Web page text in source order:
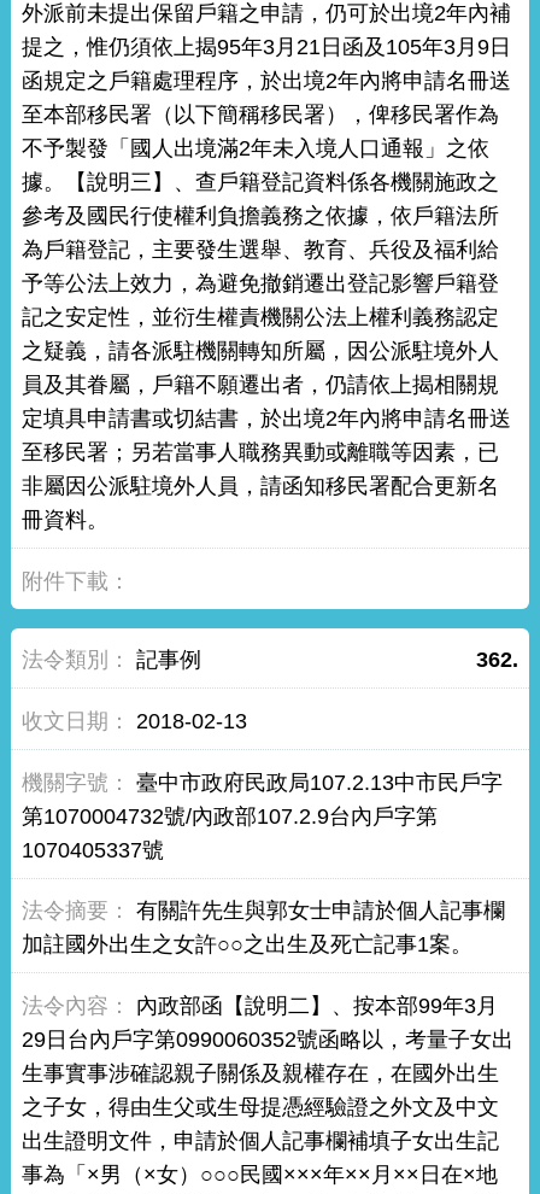
外派前未提出保留戶籍之申請，仍可於出境2年內補
提之，惟仍須依上揭95年3月21日函及105年3月9日
函規定之戶籍處理程序，於出境2年內將申請名冊送
至本部移民署（以下簡稱移民署），俾移民署作為
不予製發「國人出境滿2年未入境人口通報」之依
據。【說明三】、查戶籍登記資料係各機關施政之
參考及國民行使權利負擔義務之依據，依戶籍法所
為戶籍登記，主要發生選舉、教育、兵役及福利給
予等公法上效力，為避免撤銷遷出登記影響戶籍登
記之安定性，並衍生權責機關公法上權利義務認定
之疑義，請各派駐機關轉知所屬，因公派駐境外人
員及其眷屬，戶籍不願遷出者，仍請依上揭相關規
定填具申請書或切結書，於出境2年內將申請名冊送
至移民署；另若當事人職務異動或離職等因素，已
非屬因公派駐境外人員，請函知移民署配合更新名
冊資料。
362.
記事例
2018-02-13
臺中市政府民政局107.2.13中市民戶字
第1070004732號/內政部107.2.9台內戶字第
1070405337號
有關許先生與郭女士申請於個人記事欄
加註國外出生之女許○○之出生及死亡記事1案。
內政部函【說明二】、按本部99年3月
29日台內戶字第0990060352號函略以，考量子女出
生事實事涉確認親子關係及親權存在，在國外出生
之子女，得由生父或生母提憑經驗證之外文及中文
出生證明文件，申請於個人記事欄補填子女出生記
事為「×男（×女）○○○民國×××年××月××日在×地